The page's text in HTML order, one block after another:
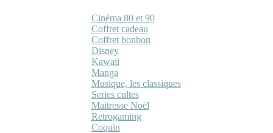
Cinéma 80 et 90
Coffret cadeau
Coffret bonbon
Disney
Kawaii
Manga
Musique, les classiques
Series cultes
Maitresse Noël
Retrogaming
Coquin